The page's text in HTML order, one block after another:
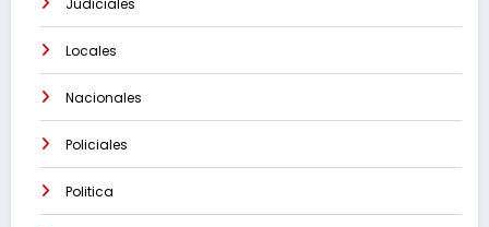
Locales
Nacionales
Policiales
Politica